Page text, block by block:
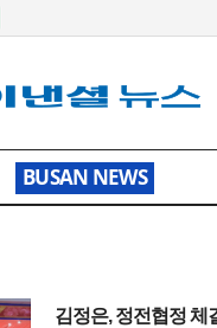
BUSAN NEWS
김정은, 정전협정 체